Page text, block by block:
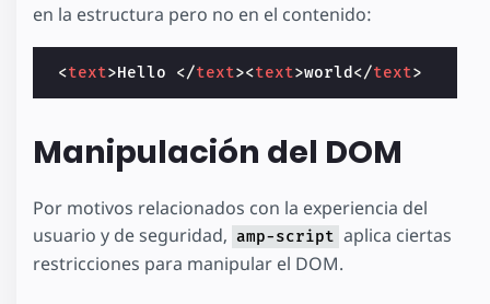
en la estructura pero no en el contenido:
<text>Hello </text><text>world </text>
Manipulación del DOM
Por motivos relacionados con la experiencia del
usuario y de seguridad, amp-script aplica ciertas
restricciones para manipular el DOM.